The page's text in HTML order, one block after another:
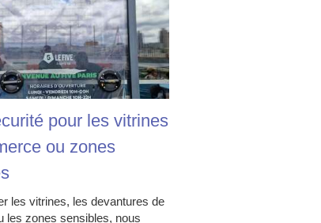
pour les vitrines
ou zones
les vitrines, les devantures de
les zones sensibles, nous